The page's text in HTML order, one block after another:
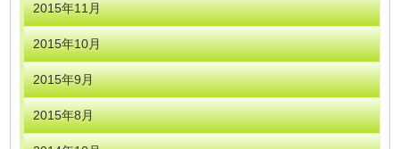
2015年11月
2015年10月
2015年9月
2015年8月